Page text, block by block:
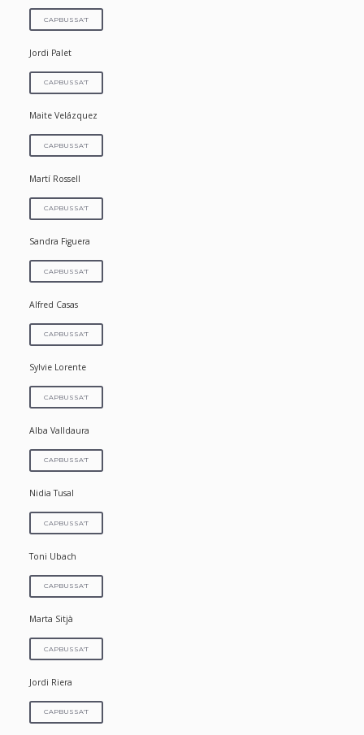
CAPBUSSA'T
Jordi Palet
CAPBUSSA'T
Maite Velázquez
CAPBUSSA'T
Martí Rossell
CAPBUSSA'T
Sandra Figuera
CAPBUSSA'T
Alfred Casas
CAPBUSSA'T
Sylvie Lorente
CAPBUSSA'T
Alba Valldaura
CAPBUSSA'T
Nidia Tusal
CAPBUSSA'T
Toni Ubach
CAPBUSSA'T
Marta Sitjà
CAPBUSSA'T
Jordi Riera
CAPBUSSA'T